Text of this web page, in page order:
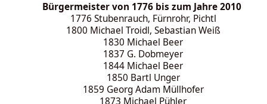
Bürgermeister von 1776 bis zum Jahre 2010
1776 Stubenrauch, Fürnrohr, Pichtl
1800 Michael Troidl, Sebastian Weiß
1830 Michael Beer
1837 G. Dobmeyer
1844 Michael Beer
1850 Bartl Unger
1859 Georg Adam Müllhofer
1873 Michael Pühler